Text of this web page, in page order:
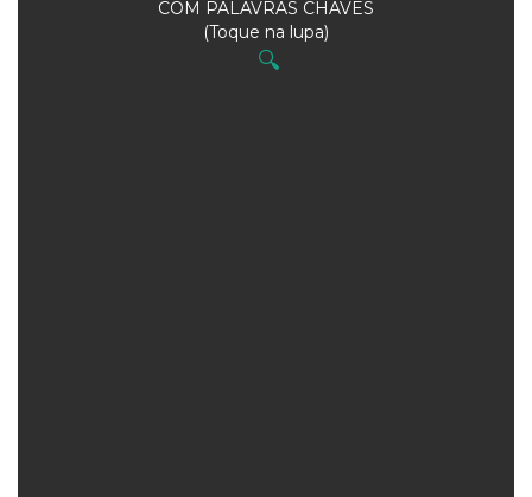
COM PALAVRAS CHAVES
(Toque na lupa)
🔍